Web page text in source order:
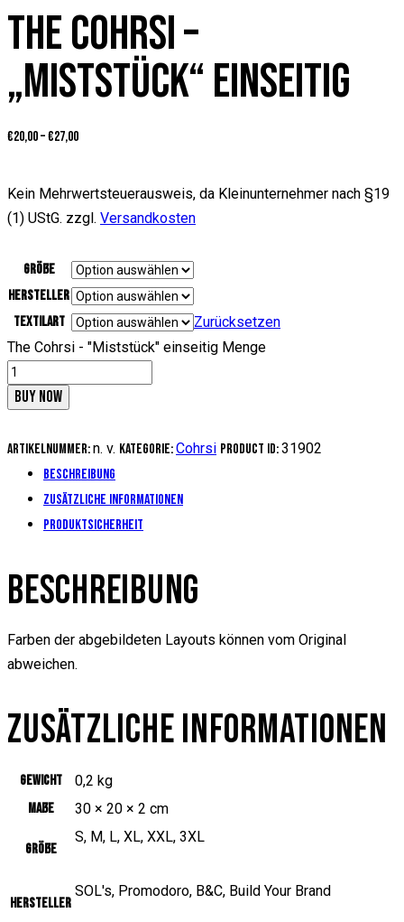
THE COHRSI –
„MISTSTÜCK“ EINSEITIG
€20,00–€27,00
Kein Mehrwertsteuerausweis, da Kleinunternehmer nach §19
(1) UStG. zzgl. Versandkosten
Größe
Hersteller
Textilart
Zurücksetzen
The Cohrsi - "Miststück" einseitig Menge
BUY NOW
Artikelnummer:n. v. Kategorie:Cohrsi Product ID:31902
Beschreibung
Zusätzliche Informationen
Produktsicherheit
BESCHREIBUNG
Farben der abgebildeten Layouts können vom Original
abweichen.
ZUSÄTZLICHE INFORMATIONEN
Gewicht
0,2 kg
Maße
30 × 20 × 2 cm
Größe
S, M, L, XL, XXL, 3XL
Hersteller
SOL's, Promodoro, B&C, Build Your Brand